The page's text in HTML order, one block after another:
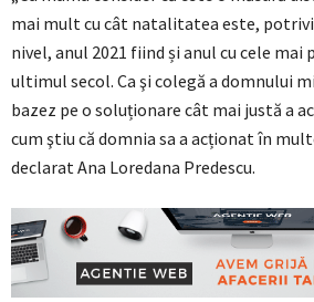
mai mult cu cât natalitatea este,
nivel, anul 2021 fiind și anul cu cele mai
ultimul secol. Ca şi colegă a domnului
bazez pe o soluționare cât mai justă a
cum ştiu că domnia sa a acționat în
declarat Ana Loredana Predescu.